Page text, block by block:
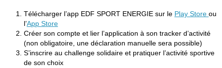
Télécharger l’app EDF SPORT ENERGIE sur le Play Store ou
l’App Store
Créer son compte et lier l’application à son tracker d’activité
(non obligatoire, une déclaration manuelle sera possible)
S’inscrire au challenge solidaire et pratiquer l’activité sportive
de son choix